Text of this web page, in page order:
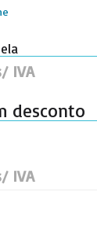
IVA
desconto
IVA